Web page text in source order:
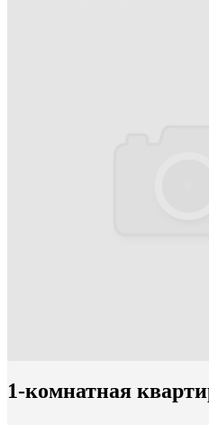
1-комнатная